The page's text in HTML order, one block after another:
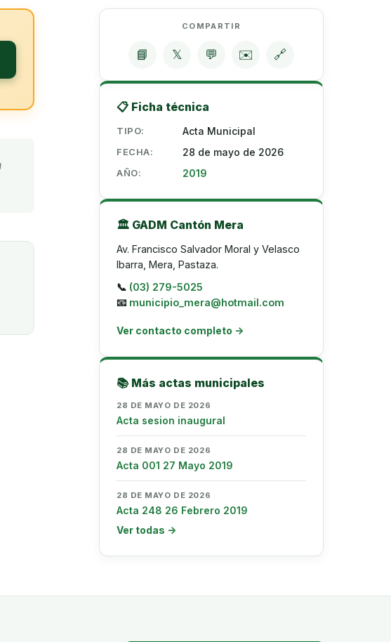
COMPARTIR
📘 𝕏 💬 ✉️ 🔗
📋 Ficha técnica
TIPO: Acta Municipal
FECHA: 28 de mayo de 2026
AÑO: 2019
🏛️ GADM Cantón Mera
Av. Francisco Salvador Moral y Velasco
Ibarra, Mera, Pastaza.
📞 (03) 279-5025
📧 municipio_mera@hotmail.com
Ver contacto completo →
📚 Más actas municipales
28 DE MAYO DE 2026
Acta sesion inaugural
28 DE MAYO DE 2026
Acta 001 27 Mayo 2019
28 DE MAYO DE 2026
Acta 248 26 Febrero 2019
Ver todas →